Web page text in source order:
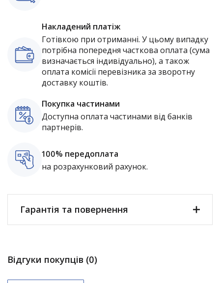
Накладений платіж
Готівкою при отриманні. У цьому випадку
потрібна попередня часткова оплата (сума
визначається індивідуально), а також
оплата комісії перевізника за зворотну
доставку коштів.
Покупка частинами
Доступна оплата частинами від банків
партнерів.
100% передоплата
на розрахунковий рахунок.
Гарантія та повернення
Відгуки покупців (0)